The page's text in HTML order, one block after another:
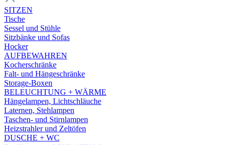
SITZEN
Tische
Sessel und Stühle
Sitzbänke und Sofas
Hocker
AUFBEWAHREN
Kocherschränke
Falt- und Hängeschränke
Storage-Boxen
BELEUCHTUNG + WÄRME
Hängelampen, Lichtschläuche
Laternen, Stehlampen
Taschen- und Stirnlampen
Heizstrahler und Zeltöfen
DUSCHE + WC